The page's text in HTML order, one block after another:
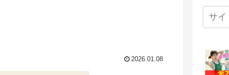
2026.01.08